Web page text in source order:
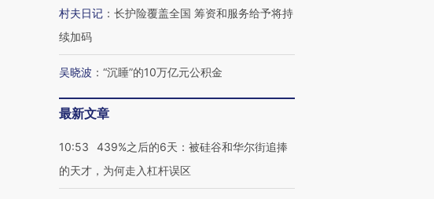
村夫日记 ： 长护险覆盖全国 筹资和服务给予将持
续加码
吴晓波 ： “沉睡”的10万亿元公积金
最新文章
10:53
439%之后的6天：被硅谷和华尔街追捧
的天才，为何走入杠杆误区